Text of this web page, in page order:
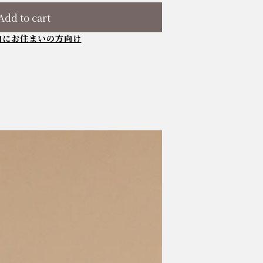
to cart
お住まいの方向け